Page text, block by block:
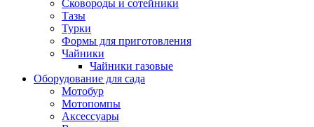
Сковороды и сотейники
Тазы
Турки
Формы для приготовления
Чайники
Чайники газовые
Оборудование для сада
Мотобур
Мотопомпы
Аксессуары